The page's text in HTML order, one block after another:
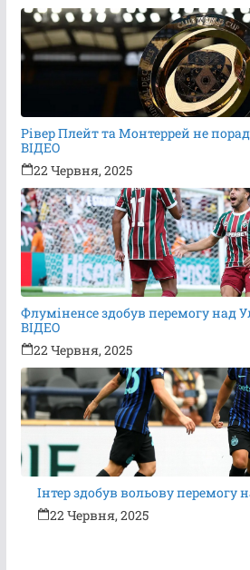
Рівер Плейт та Монтеррей не
ВІДЕО
22 Червня, 2025
Флуміненсе здобув перемогу над
ВІДЕО
22 Червня, 2025
Інтер здобув вольову перемогу
22 Червня, 2025